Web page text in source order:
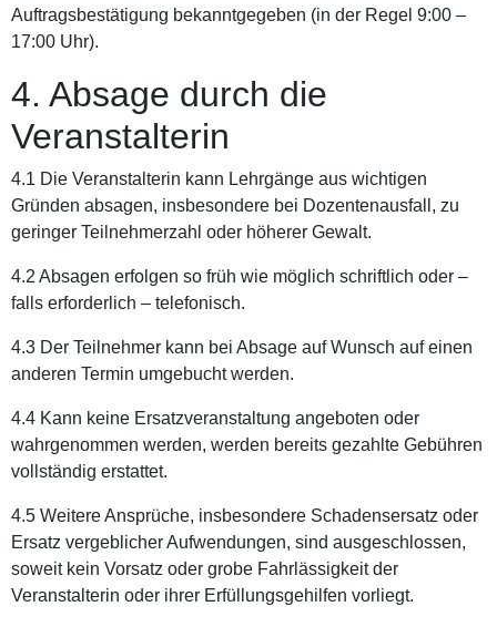
Auftragsbestätigung bekanntgegeben (in der Regel 9:00 –
17:00 Uhr).
4. Absage durch die
Veranstalterin
4.1 Die Veranstalterin kann Lehrgänge aus wichtigen
Gründen absagen, insbesondere bei Dozentenausfall, zu
geringer Teilnehmerzahl oder höherer Gewalt.
4.2 Absagen erfolgen so früh wie möglich schriftlich oder –
falls erforderlich – telefonisch.
4.3 Der Teilnehmer kann bei Absage auf Wunsch auf einen
anderen Termin umgebucht werden.
4.4 Kann keine Ersatzveranstaltung angeboten oder
wahrgenommen werden, werden bereits gezahlte Gebühren
vollständig erstattet.
4.5 Weitere Ansprüche, insbesondere Schadensersatz oder
Ersatz vergeblicher Aufwendungen, sind ausgeschlossen,
soweit kein Vorsatz oder grobe Fahrlässigkeit der
Veranstalterin oder ihrer Erfüllungsgehilfen vorliegt.